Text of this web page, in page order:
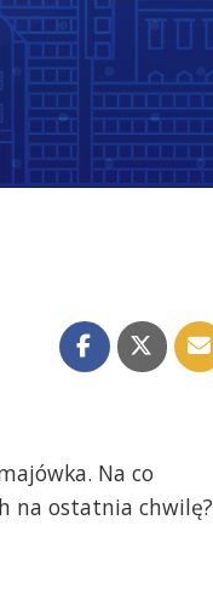
Na co
na ostatnia chwilę?